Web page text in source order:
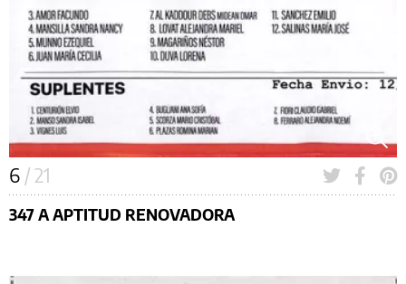
6 / 21
347 A APTITUD RENOVADORA